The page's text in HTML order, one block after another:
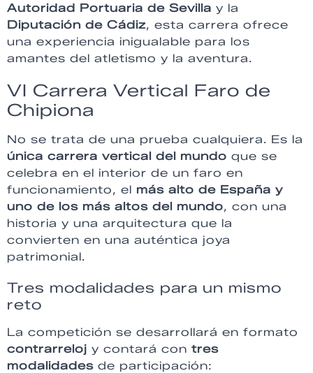
Autoridad Portuaria de Sevilla y la
Diputación de Cádiz, esta carrera ofrece
una experiencia inigualable para los
amantes del atletismo y la aventura.
VI Carrera Vertical Faro de
Chipiona
No se trata de una prueba cualquiera. Es la
única carrera vertical del mundo que se
celebra en el interior de un faro en
funcionamiento, el más alto de España y
uno de los más altos del mundo, con una
historia y una arquitectura que la
convierten en una auténtica joya
patrimonial.
Tres modalidades para un mismo
reto
La competición se desarrollará en formato
contrarreloj y contará con tres
modalidades de participación: